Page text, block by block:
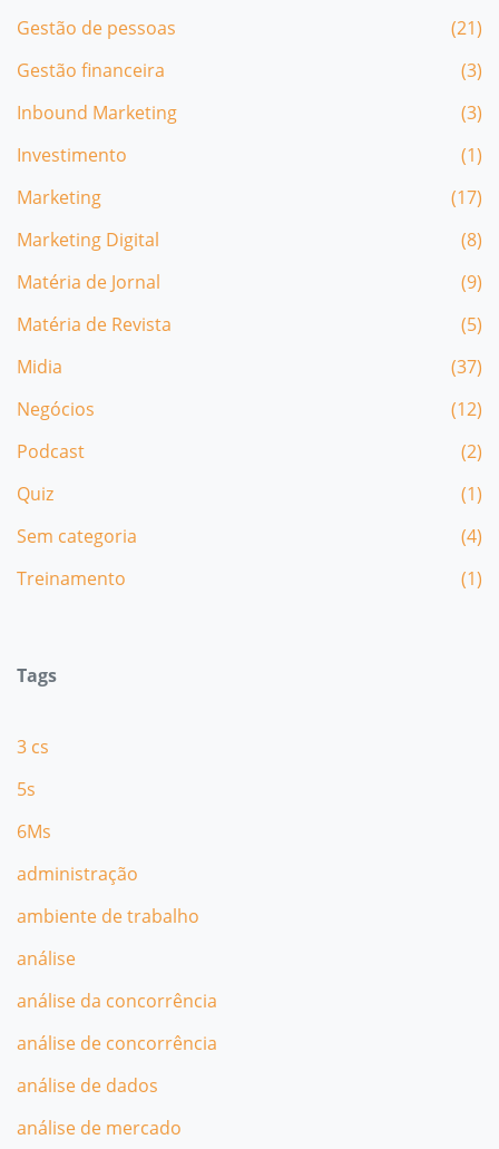
Gestão de pessoas
(21)
Gestão financeira
(3)
Inbound Marketing
(3)
Investimento
(1)
Marketing
(17)
Marketing Digital
(8)
Matéria de Jornal
(9)
Matéria de Revista
(5)
Midia
(37)
Negócios
(12)
Podcast
(2)
Quiz
(1)
Sem categoria
(4)
Treinamento
(1)
Tags
3 cs
5s
6Ms
administração
ambiente de trabalho
análise
análise da concorrência
análise de concorrência
análise de dados
análise de mercado